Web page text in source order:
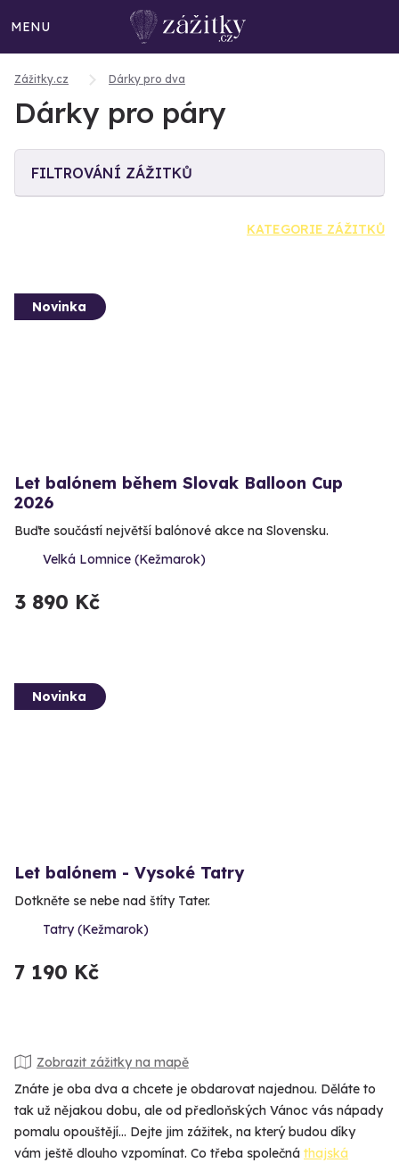
MENU
Zážitky.cz Dárky pro dva
Dárky pro páry
FILTROVÁNÍ ZÁŽITKŮ
KATEGORIE ZÁŽITKŮ
Novinka
Let balónem během Slovak Balloon Cup
2026
Buďte součástí největší balónové akce na Slovensku.
Velká Lomnice (Kežmarok)
3 890 Kč
Novinka
Let balónem - Vysoké Tatry
Dotkněte se nebe nad štíty Tater.
Tatry (Kežmarok)
7 190 Kč
Zobrazit zážitky na mapě
Znáte je oba dva a chcete je obdarovat najednou. Děláte to
tak už nějakou dobu, ale od předloňských Vánoc vás nápady
pomalu opouštějí... Dejte jim zážitek, na který budou díky
vám ještě dlouho vzpomínat. Co třeba společná thajská